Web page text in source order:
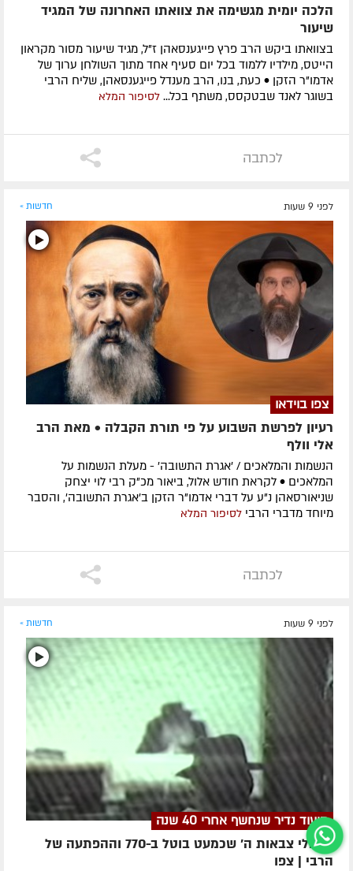
הלכה יומית מגשימה את צוואתו האחרונה של המגיד
שיעור
בצוואתו ביקש הרב פרץ פייגענסאהן ז”ל, מגיד שיעור מסור מקראון
הייטס, מילדיו ללמוד בכל יום סעיף אחד מתוך השולחן ערוך של
אדמו”ר הזקן • כעת, בנו, הרב מענדל פייגענסאהן, שליח הרבי
בשוגר לאנד שבטקסס, משתף בכל... לסיפור המלא
לכתבה
לפני 9 שעות חדשות »
צפו בוידאו
רעיון לפרשת השבוע על פי תורת הקבלה • מאת הרב
אלי וולף
הנשמות והמלאכים / 'אגרת התשובה' - מעלת הנשמות על
המלאכים • לקראת חודש אלול, ביאור מכ"ק רבי לוי יצחק
שניאורסאהן נ"ע על דברי אדמו"ר הזקן ב'אגרת התשובה', והסבר
מיוחד מדברי הרבי לסיפור המלא
לכתבה
לפני 9 שעות חדשות »
תיעוד נדיר שנחשף אחרי 40 שנה
הראלי צבאות ה' שכמעט בוטל ב-770 וההפתעה של
הרבי | צפו